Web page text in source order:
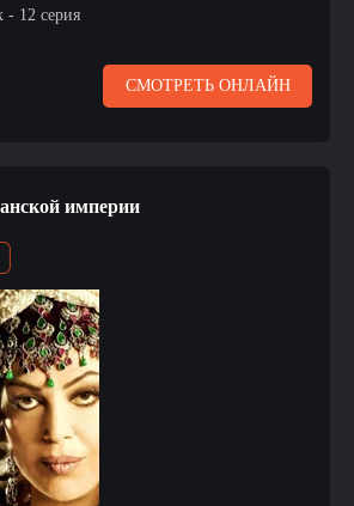
- 12 серия
СМОТРЕТЬ ОНЛАЙН
империи